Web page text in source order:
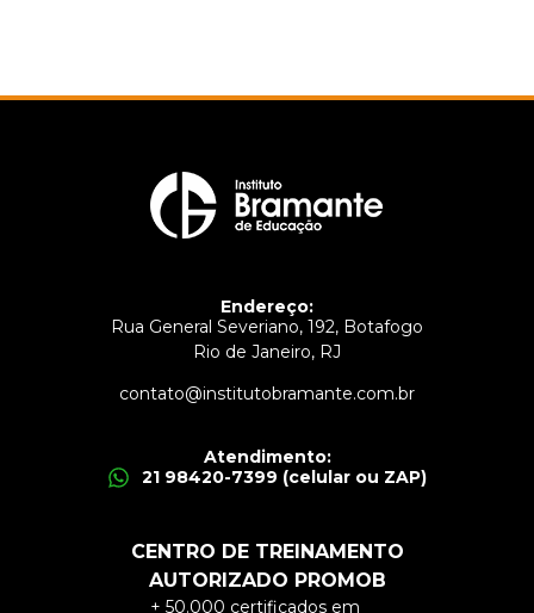
Endereço:
Rua General Severiano, 192, Botafogo
Rio de Janeiro, RJ
contato@institutobramante.com.br
Atendimento:
21 98420-7399 (celular ou ZAP)
CENTRO DE TREINAMENTO
AUTORIZADO PROMOB
+ 50.000 certificados em